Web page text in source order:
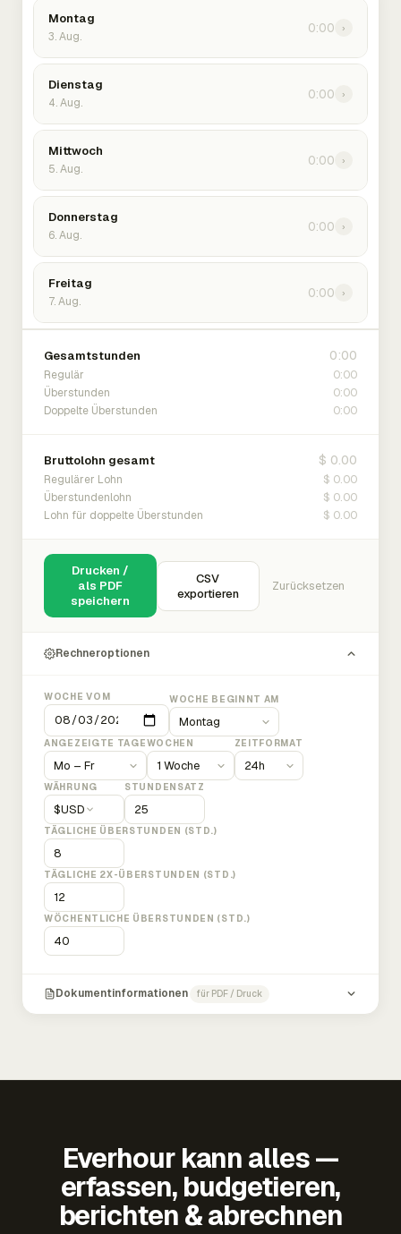
Montag
3. Aug.
0:00 ›
Dienstag
4. Aug.
0:00 ›
Mittwoch
5. Aug.
0:00 ›
Donnerstag
6. Aug.
0:00 ›
Freitag
7. Aug.
0:00 ›
Gesamtstunden 0:00
Regulär 0:00
Überstunden 0:00
Doppelte Überstunden 0:00
Bruttolohn gesamt $ 0.00
Regulärer Lohn $ 0.00
Überstundenlohn $ 0.00
Lohn für doppelte Überstunden $ 0.00
Drucken /
als PDF
speichern
CSV
exportieren
Zurücksetzen
Rechneroptionen
WOCHE VOM WOCHE BEGINNT AM
ANGEZEIGTE TAGEWOCHEN ZEITFORMAT
WÄHRUNG
$USD
STUNDENSATZ
TÄGLICHE ÜBERSTUNDEN (STD.)
TÄGLICHE 2X-ÜBERSTUNDEN (STD.)
WÖCHENTLICHE ÜBERSTUNDEN (STD.)
Dokumentinformationen für PDF / Druck
Everhour kann alles —
erfassen, budgetieren,
berichten & abrechnen